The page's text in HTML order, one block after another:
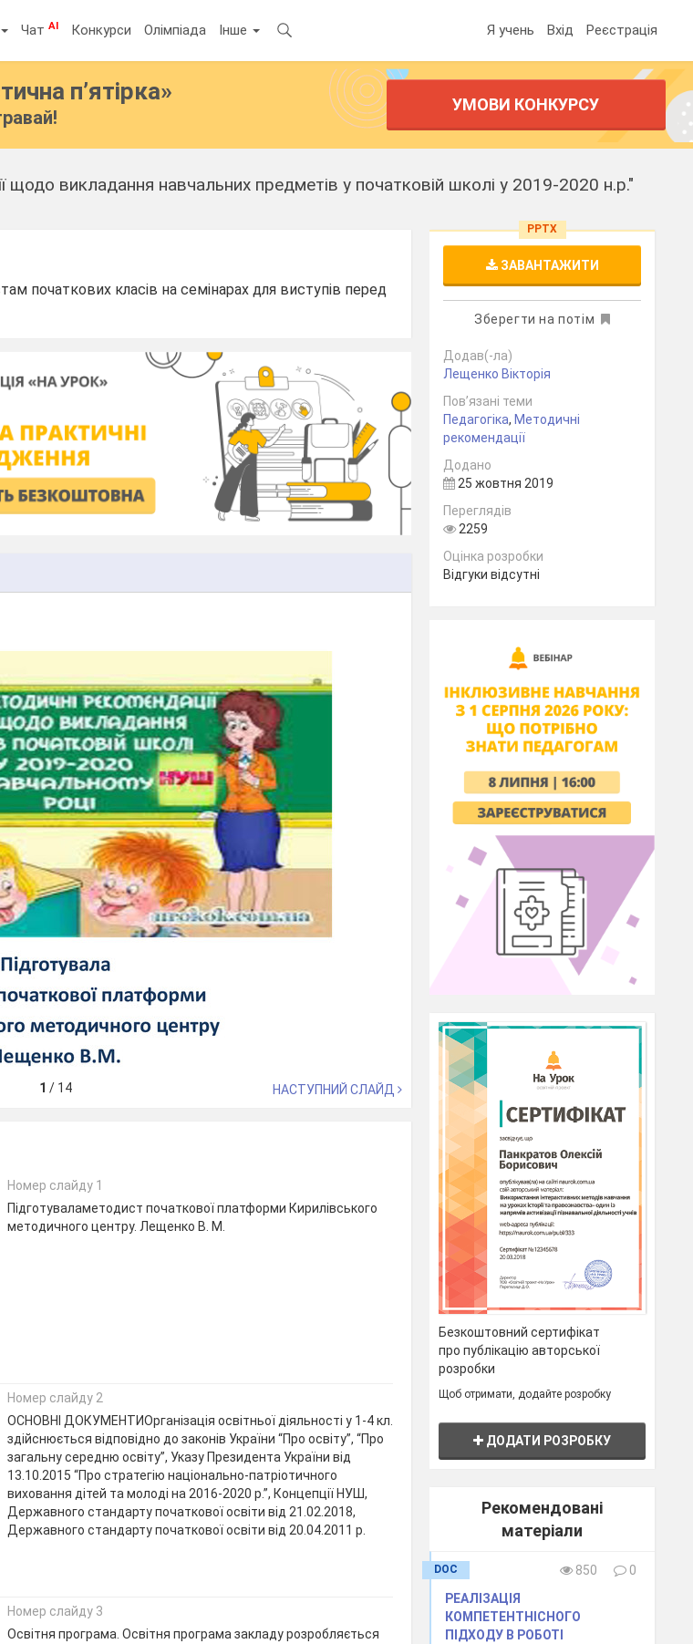
ЧатAI Конкурси Олімпіада Інше Я учень Вхід Реєстрація
п’ятірка» УМОВИ КОНКУРСУ
щодо викладання навчальних предметів у початковій школі у 2019-2020 н.р."
початкових класів на семінарах для виступів перед
1 / 14 НАСТУПНИЙ СЛАЙД
Номер слайду 1
Підготуваламетодист початкової платформи Кирилівського
методичного центру. Лещенко В. М.
Номер слайду 2
ОСНОВНІ ДОКУМЕНТИОрганізація освітньої діяльності у 1-4 кл.
здійснюється відповідно до законів України “Про освіту”, “Про
загальну середню освіту”, Указу Президента України від
13.10.2015 “Про стратегію національно-патріотичного
виховання дітей та молоді на 2016-2020 р.”, Концепції НУШ,
Державного стандарту початкової освіти від 21.02.2018,
Державного стандарту початкової освіти від 20.04.2011 р.
Номер слайду 3
Освітня програма. Освітня програма закладу розробляється
PPTX
ЗАВАНТАЖИТИ
Зберегти на потім
Додав(-ла)
Лещенко Вікторія
Пов’язані теми
Педагогіка, Методичні
рекомендації
Додано
25 жовтня 2019
Переглядів
2259
Оцінка розробки
Відгуки відсутні
Безкоштовний сертифікат
про публікацію авторської
розробки
Щоб отримати, додайте розробку
ДОДАТИ РОЗРОБКУ
Рекомендовані
матеріали
DOC 850
0
РЕАЛІЗАЦІЯ
КОМПЕТЕНТНІСНОГО
ПІДХОДУ В РОБОТІ